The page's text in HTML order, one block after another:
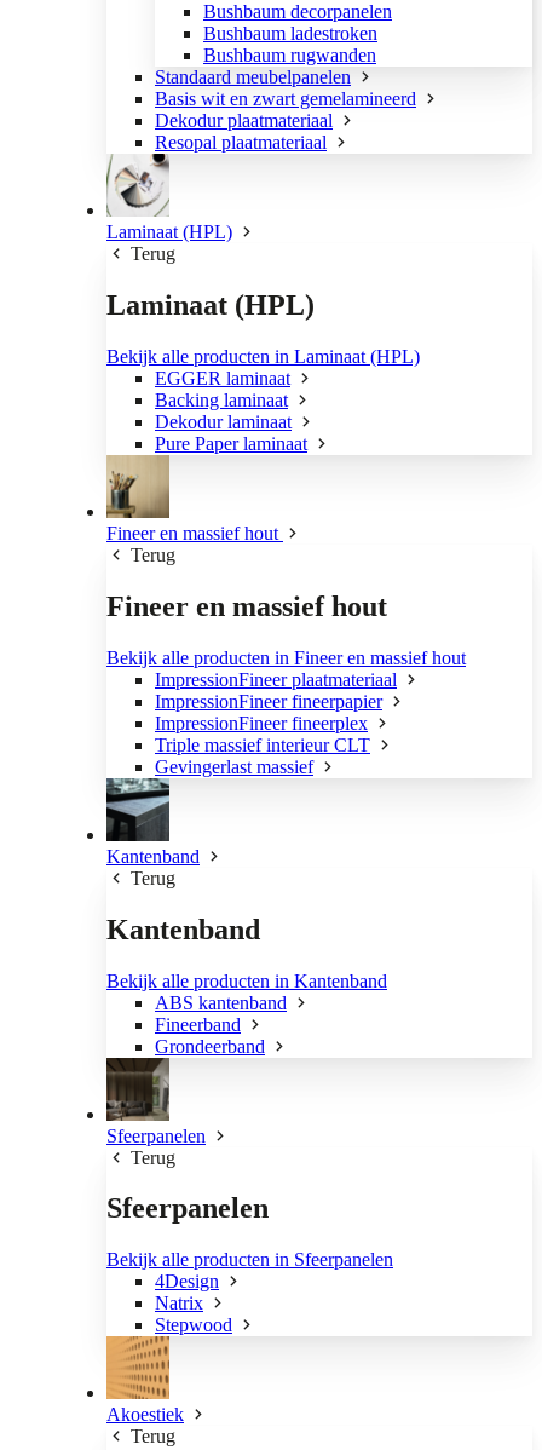
Bushbaum decorpanelen
Bushbaum ladestroken
Bushbaum rugwanden
Standaard meubelpanelen
Basis wit en zwart gemelamineerd
Dekodur plaatmateriaal
Resopal plaatmateriaal
Laminaat (HPL)
Terug
Laminaat (HPL)
Bekijk alle producten in Laminaat (HPL)
EGGER laminaat
Backing laminaat
Dekodur laminaat
Pure Paper laminaat
Fineer en massief hout
Terug
Fineer en massief hout
Bekijk alle producten in Fineer en massief hout
ImpressionFineer plaatmateriaal
ImpressionFineer fineerpapier
ImpressionFineer fineerplex
Triple massief interieur CLT
Gevingerlast massief
Kantenband
Terug
Kantenband
Bekijk alle producten in Kantenband
ABS kantenband
Fineerband
Grondeerband
Sfeerpanelen
Terug
Sfeerpanelen
Bekijk alle producten in Sfeerpanelen
4Design
Natrix
Stepwood
Akoestiek
Terug